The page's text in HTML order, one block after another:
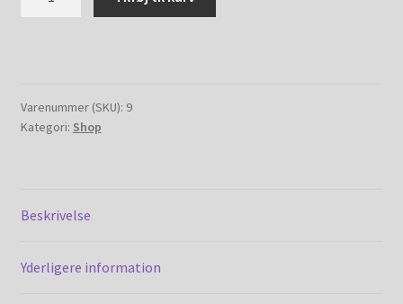
Varenummer (SKU): 9
Kategori: Shop
Beskrivelse
Yderligere information